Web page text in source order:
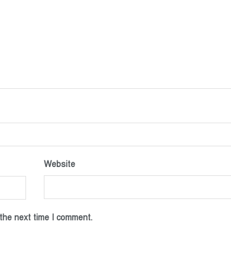
Website
next time I comment.